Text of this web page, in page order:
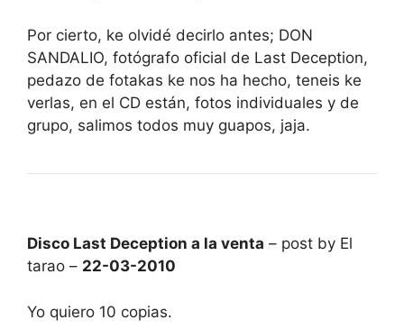
Por cierto, ke olvidé decirlo antes; DON
SANDALIO, fotógrafo oficial de Last Deception,
pedazo de fotakas ke nos ha hecho, teneis ke
verlas, en el CD están, fotos individuales y de
grupo, salimos todos muy guapos, jaja.
Disco Last Deception a la venta – post by El
tarao – 22-03-2010
Yo quiero 10 copias.